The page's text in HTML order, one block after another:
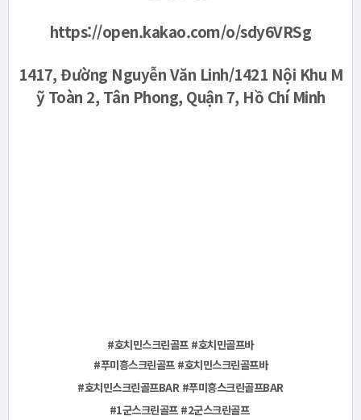
https://open.kakao.com/o/sdy6VRSg
1417, Đường Nguyễn Văn Linh/1421 Nội Khu M
ỹ Toàn 2, Tân Phong, Quận 7, Hồ Chí Minh
#호치민스크린골프 #호치민골프바
#푸미흥스크린골프 #호치민스크린골프바
#호치민스크린골프BAR #푸미흥스크린골프BAR
#1군스크린골프 #2군스크린골프